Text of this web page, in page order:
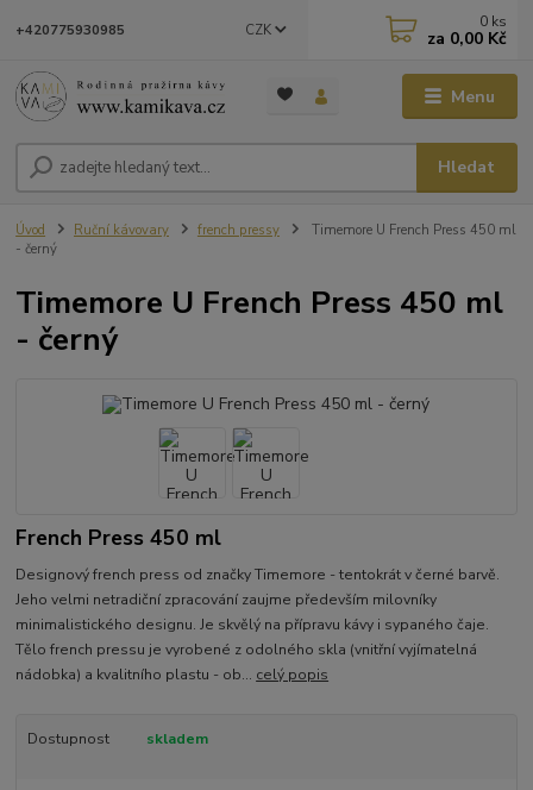
Menu
CZK
Hledat
+420775930985 0 ks
za 0,00 Kč
Úvod Ruční kávovary french pressy
Timemore U French Press 450 ml
- černý
Timemore U French Press 450 ml
- černý
French Press 450 ml
Designový french press od značky Timemore - tentokrát v černé barvě.
Jeho velmi netradiční zpracování zaujme především milovníky
minimalistického designu. Je skvělý na přípravu kávy i sypaného čaje.
Tělo french pressu je vyrobené z odolného skla (vnitřní vyjímatelná
nádobka) a kvalitního plastu - ob... celý popis
Dostupnost skladem